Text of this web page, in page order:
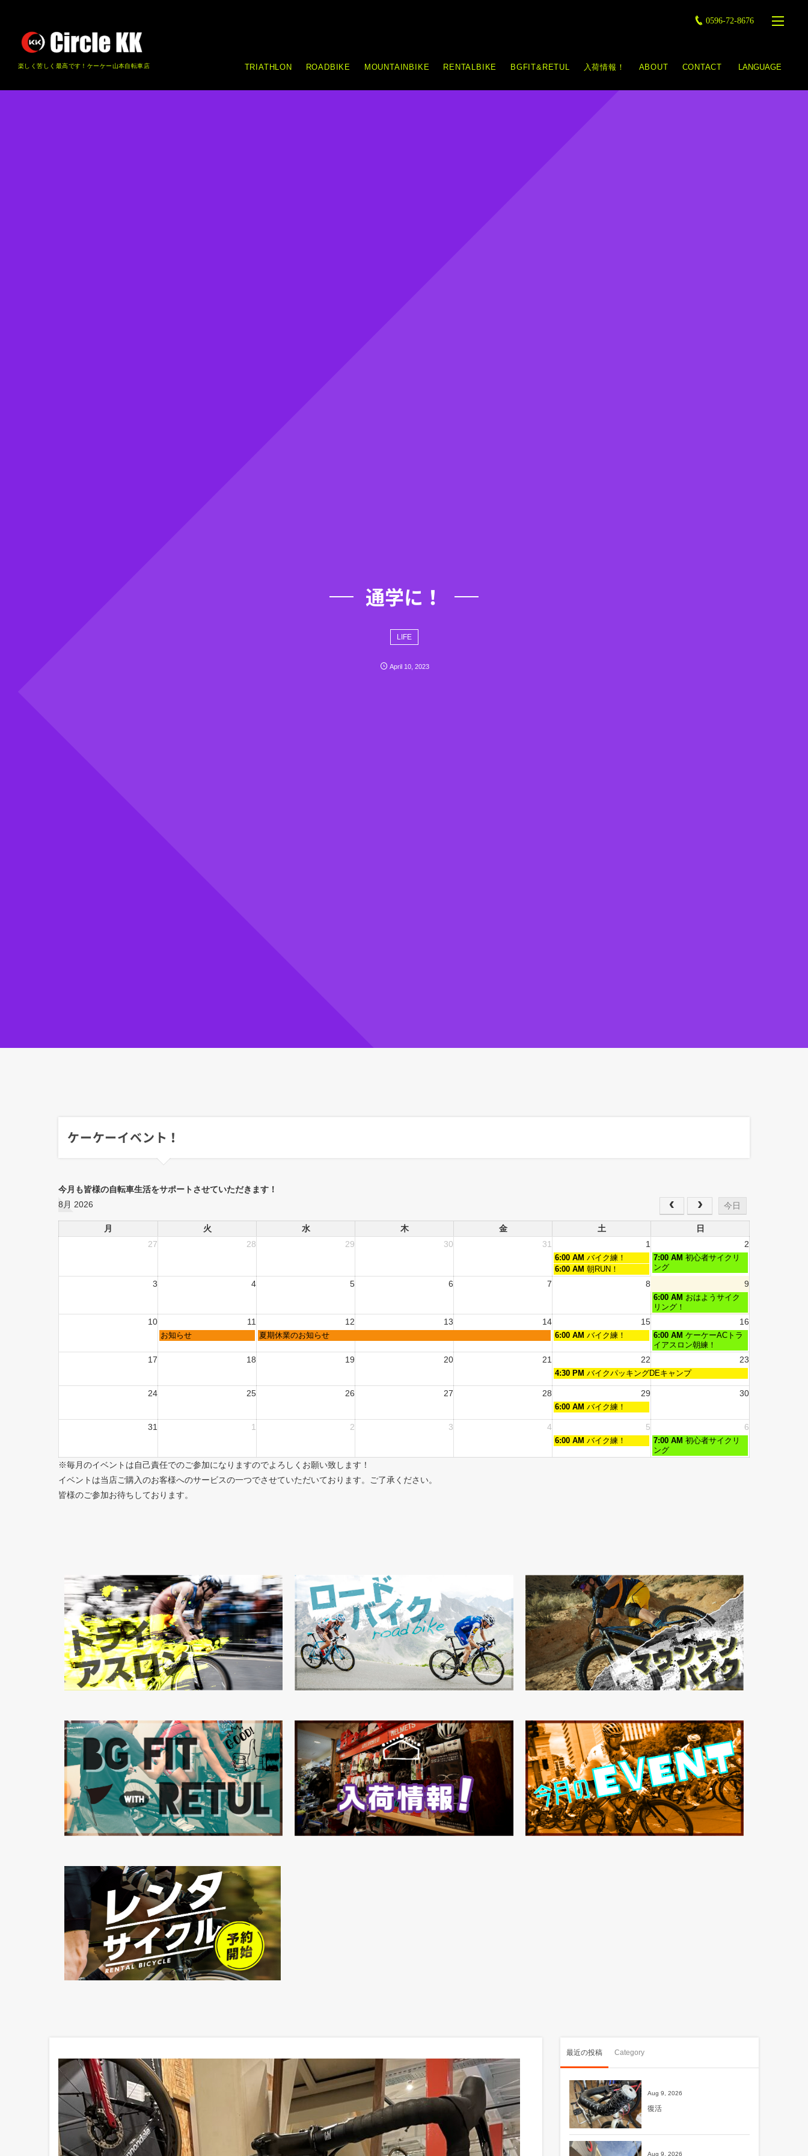
楽しく苦しく最高です！ケーケー山本自転車店
0596-72-8676
TRIATHLON ROADBIKE MOUNTAINBIKE RENTALBIKE BGFIT&RETUL 入荷情報！ ABOUT CONTACT LANGUAGE
通学に！
LIFE
April 10 ,2023
ケーケーイベント！
今月も皆様の自転車生活をサポートさせていただきます！
8月 2026
今日
月 火 水 木 金 土
日
27
28 29 30 31 1 2
6:00 AM バイク練！ 7:00 AM 初心者サイクリ
ング
6:00 AM 朝RUN！
3 4 5 6 7 8 9
6:00 AM おはようサイク
リング！
10 11 12 13 14 15 16
お知らせ 夏期休業のお知らせ 6:00 AM バイク練！ 6:00 AM ケーケーACトラ
イアスロン朝練！
17 18 19 20 21 22 23
4:30 PM バイクパッキングDEキャンプ
24 25 26 27 28 29 30
6:00 AM バイク練！
31 1 2 3 4 5 6
6:00 AM バイク練！ 7:00 AM 初心者サイクリ
ング
※毎月のイベントは自己責任でのご参加になりますのでよろしくお願い致します！
イベントは当店ご購入のお客様へのサービスの一つでさせていただいております。ご了承ください。
皆様のご参加お待ちしております。
最近の投稿 Category
Aug 9, 2026
復活
Aug 9, 2026